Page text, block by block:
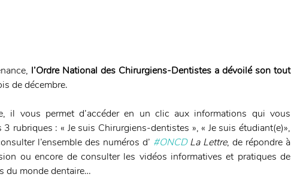
l’Ordre National des Chirurgiens-Dentistes a dévoilé son tout
de décembre.
il vous permet d’accéder en un clic aux informations qui vous
rubriques : « Je suis Chirurgiens-dentistes », « Je suis étudiant(e)»,
l’ensemble des numéros d’ #ONCD La Lettre, de répondre à
ou encore de consulter les vidéos informatives et pratiques de
du monde dentaire…